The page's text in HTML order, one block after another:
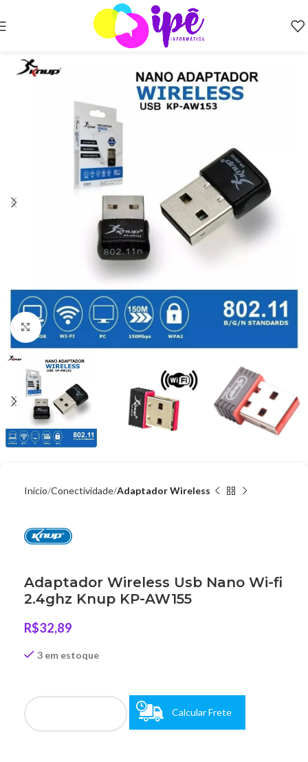
Clique para ampliar
Início Conectividade Adaptador Wireless
Adaptador Wireless Usb Nano Wi-fi
2.4ghz Knup KP-AW155
R$32,89
3 em estoque
Calcular Frete